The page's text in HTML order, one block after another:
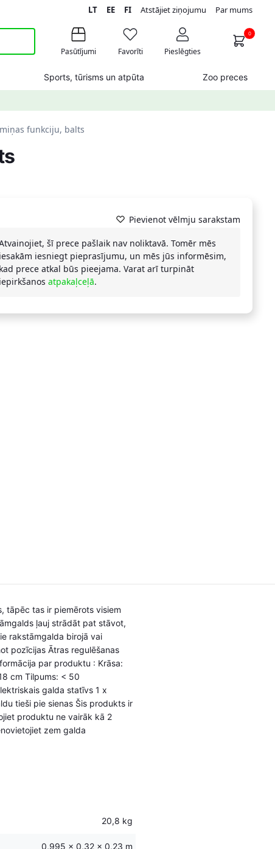
LT EE FIAtstājiet ziņojumu Par mums
Pasūtījumi Favorīti Pieslēgties
0
Sports, tūrisms un atpūta Zoo preces
funkciju, balts
Pievienot vēlmju sarakstam
šī prece pašlaik nav noliktavā. Tomēr mēs
iesakām iesniegt pieprasījumu, un mēs jūs informēsim,
kad prece atkal būs pieejama. Varat arī turpināt
iepirkšanos atpakaļceļā.
tāpēc tas ir piemērots visiem
ļauj strādāt pat stāvot,
rakstāmgalda birojā vai
pozīcijas Ātras regulēšanas
par produktu : Krāsa:
cm Tilpums: < 50
galda statīvs 1 x
tieši pie sienas Šis produkts ir
produktu ne vairāk kā 2
zem galda
20,8 kg
0,995 × 0,32 × 0,23 m